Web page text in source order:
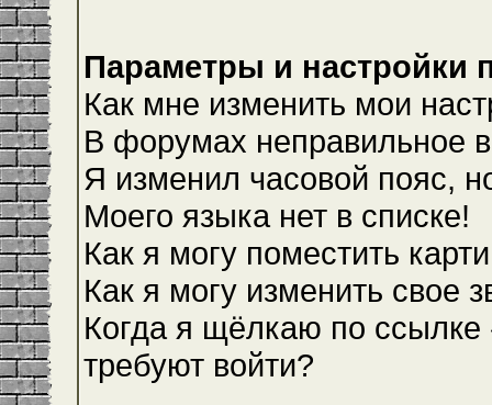
Параметры и настройки
Как мне изменить мои
В форумах неправильное
Я изменил часовой пояс,
Моего языка нет в списке!
Как я могу поместить
Как я могу изменить свое
Когда я щёлкаю по ссылке
требуют войти?